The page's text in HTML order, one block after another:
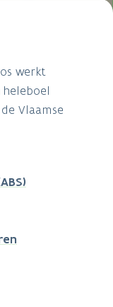
werkt
Vlaamse